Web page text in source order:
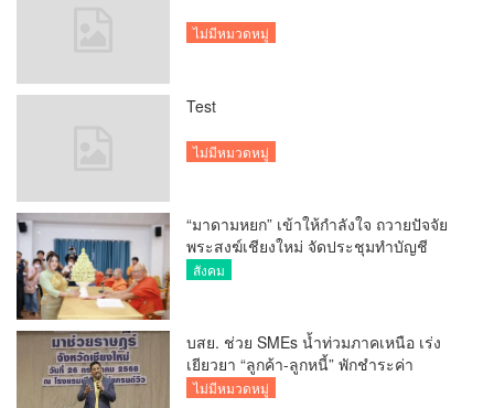
ไม่มีหมวดหมู่
Test
ไม่มีหมวดหมู่
“มาดามหยก” เข้าให้กำลังใจ ถวายปัจจัย
พระสงฆ์เชียงใหม่ จัดประชุมทำบัญชี
รายรับรายจ่ายของวัด กว่า 300 รูป ที่วัด
สังคม
บสย. ช่วย SMEs น้ำท่วมภาคเหนือ เร่ง
เยียวยา “ลูกค้า-ลูกหนี้” พักชำระค่า
ธรรมเนียม-ค่างวด
ไม่มีหมวดหมู่